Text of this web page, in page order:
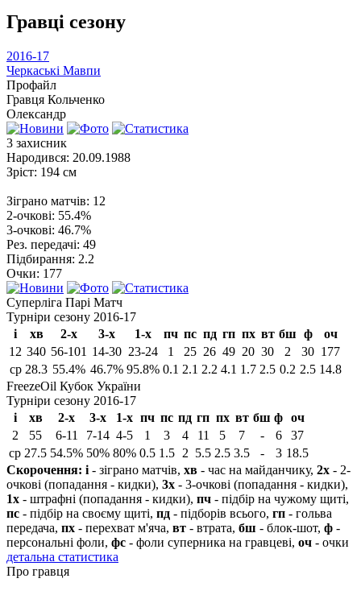
Гравці сезону
2016-17
Черкаські Мавпи
Профайл
Гравця Кольченко
Олександр
3 захисник
Народився: 20.09.1988
Зріст: 194 см
Зіграно матчів: 12
2-очкові: 55.4%
3-очкові: 46.7%
Рез. передачі: 49
Підбирання: 2.2
Очки: 177
Суперліга Парі Матч
Турніри сезону 2016-17
і
хв 2-х 3-х 1-х пч пс пд гп пх вт бш ф
оч
12 340 56-101 14-30 23-24 1 25 26 49 20 30 2 30 177
ср 28.3 55.4% 46.7% 95.8% 0.1 2.1 2.2 4.1 1.7 2.5 0.2 2.5 14.8
FreezeOil Кубок України
Турніри сезону 2016-17
і
хв 2-х 3-х 1-х пч пс пд гп пх вт бш ф оч
2
55 6-11 7-14 4-5 1 3 4 11 5 7 - 6
37
ср 27.5 54.5% 50% 80% 0.5 1.5 2 5.5 2.5 3.5 - 3 18.5
Скорочення: і - зіграно матчів, хв - час на майданчику, 2х - 2-
очкові (попадання - кидки), 3х - 3-очкові (попадання - кидки),
1х - штрафні (попадання - кидки), пч - підбір на чужому щиті,
пс - підбір на своєму щиті, пд - підборів всього, гп - гольва
передача, пх - перехват м'яча, вт - втрата, бш - блок-шот, ф -
персональні фоли, фс - фоли суперника на гравцеві, оч - очки
детальна статистика
Про гравця